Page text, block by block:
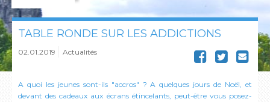
TABLE RONDE SUR LES ADDICTIONS
02.01.2019 Actualités
A quoi les jeunes sont-ils "accros" ? A quelques jours de Noël, et
devant des cadeaux aux écrans étincelants, peut-être vous posez-